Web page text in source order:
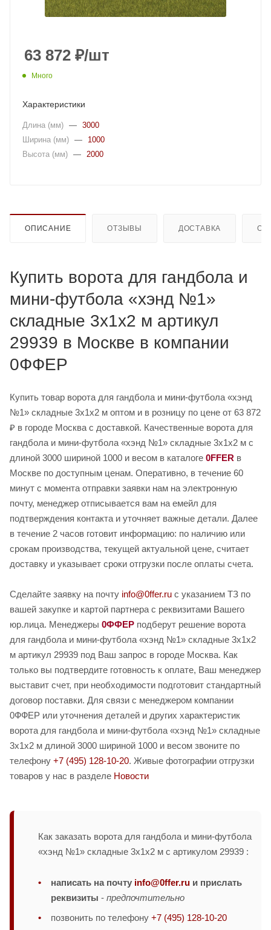
63 872 ₽/шт
Много
Характеристики
Длина (мм) — 3000
Ширина (мм) —
1000
Высота (мм) — 2000
ОПИСАНИЕ ОТЗЫВЫ ДОСТАВКА
Купить ворота для гандбола и
мини-футбола «хэнд №1»
складные 3х1х2 м артикул
29939 в Москве в компании
0ФФЕР
Купить товар ворота для гандбола и мини-футбола «хэнд
№1» складные 3х1х2 м оптом и в розницу по цене от 63 872
₽ в городе Москва с доставкой. Качественные ворота для
гандбола и мини-футбола «хэнд №1» складные 3х1х2 м с
длиной 3000 шириной 1000 и весом в каталоге 0FFER в
Москве по доступным ценам. Оперативно, в течение 60
минут с момента отправки заявки нам на электронную
почту, менеджер отписывается вам на емейл для
подтверждения контакта и уточняет важные детали. Далее
в течение 2 часов готовит информацию: по наличию или
срокам производства, текущей актуальной цене, считает
доставку и указывает сроки отгрузки после оплаты счета.
Сделайте заявку на почту info@0ffer.ru с указанием ТЗ по
вашей закупке и картой партнера с реквизитами Вашего
юр.лица. Менеджеры 0ФФЕР подберут решение ворота
для гандбола и мини-футбола «хэнд №1» складные 3х1х2
м артикул 29939 под Ваш запрос в городе Москва. Как
только вы подтвердите готовность к оплате, Ваш менеджер
выставит счет, при необходимости подготовит стандартный
договор поставки. Для связи с менеджером компании
0ФФЕР или уточнения деталей и других характеристик
ворота для гандбола и мини-футбола «хэнд №1» складные
3х1х2 м длиной 3000 шириной 1000 и весом звоните по
телефону +7 (495) 128-10-20. Живые фотографии отгрузки
товаров у нас в разделе Новости
Как заказать ворота для гандбола и мини-футбола
«хэнд №1» складные 3х1х2 м с артикулом 29939 :
написать на почту info@0ffer.ru и прислать
реквизиты - предпочтительно
позвонить по телефону +7 (495) 128-10-20